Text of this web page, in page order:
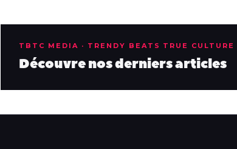
TBTC MEDIA · TRENDY BEATS TRUE CULTURE
Découvre nos derniers articles